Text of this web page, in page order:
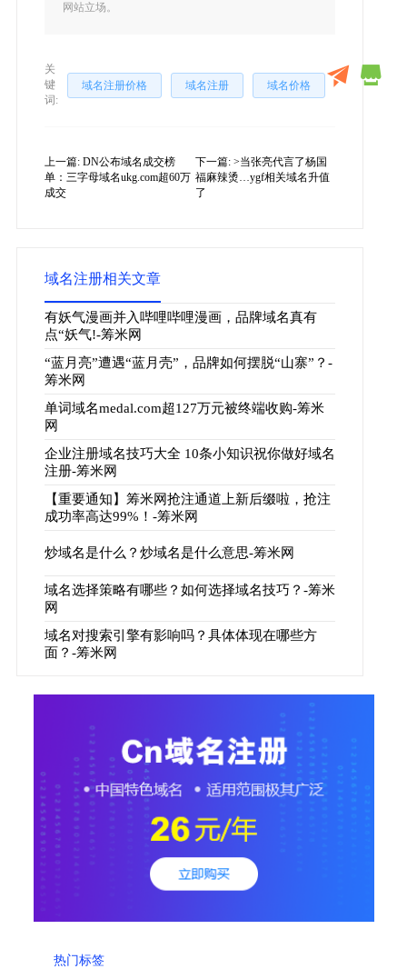
网站立场。
关
键
词:
域名注册价格 域名注册 域名价格
上一篇: DN公布域名成交榜
单：三字母域名ukg.com超60万
成交
下一篇:>当张亮代言了杨国
福麻辣烫…ygf相关域名升值
了
域名注册相关文章
有妖气漫画并入哔哩哔哩漫画，品牌域名真有
点“妖气!-筹米网
“蓝月亮”遭遇“蓝月壳”，品牌如何摆脱“山寨”？-
筹米网
单词域名medal.com超127万元被终端收购-筹米
网
企业注册域名技巧大全 10条小知识祝你做好域名
注册-筹米网
【重要通知】筹米网抢注通道上新后缀啦，抢注
成功率高达99%！-筹米网
炒域名是什么？炒域名是什么意思-筹米网
域名选择策略有哪些？如何选择域名技巧？-筹米
网
域名对搜索引擎有影响吗？具体体现在哪些方
面？-筹米网
热门标签